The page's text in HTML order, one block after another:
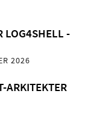
LOG4SHELL -
2026
ARKITEKTER